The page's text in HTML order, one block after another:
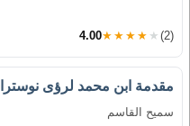
4.00★★★★★ (2)
مقدمة ابن محمد لرؤى
سميح القاسم